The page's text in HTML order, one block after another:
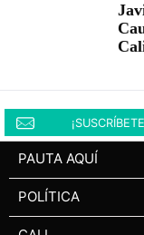
PAUTA AQUÍ
POLÍTICA